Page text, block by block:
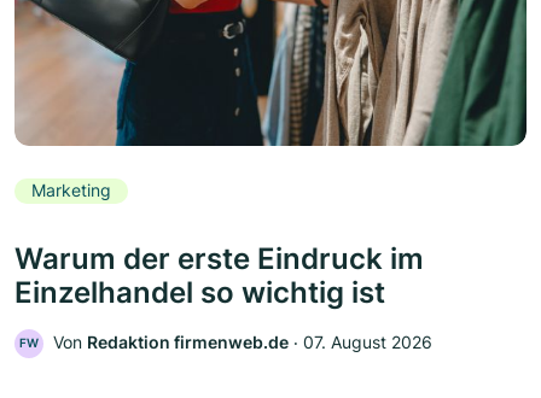
Marketing
Warum der erste Eindruck im
Einzelhandel so wichtig ist
FW Von Redaktion firmenweb.de ‧ 07. August 2026